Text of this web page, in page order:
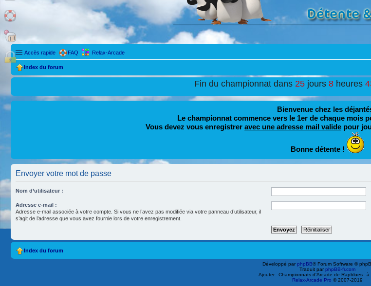
Accès rapide FAQ Relax-Arcade
Index du forum
Fin du championnat dans 25 jours 8 heures
Bienvenue chez les
Le championnat commence vers le 1er de chaque mois
Vous devez vous enregistrer avec une adresse mail valide pour
Bonne détente !
Envoyer votre mot de passe
Nom d’utilisateur :
Adresse e-mail :
Adresse e-mail associée à votre compte. Si vous ne l’avez pas modifiée via votre panneau d’utilisateur, il
s’agit de l’adresse que vous avez fournie lors de votre enregistrement.
Index du forum
Développé parphpBB® Forum Software ©
Traduit parphpBB-fr.com
Ajouter
Championnats d'Arcade de Rapblues
à
Relax-Arcade Pro © 2007-2019